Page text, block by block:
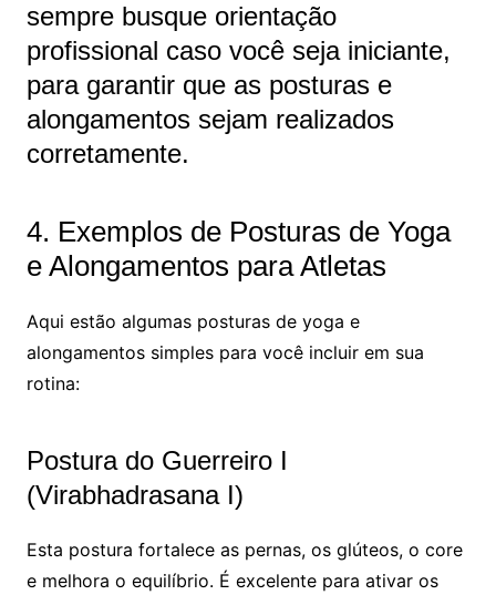
sempre busque orientação
profissional caso você seja iniciante,
para garantir que as posturas e
alongamentos sejam realizados
corretamente.
4. Exemplos de Posturas de Yoga
e Alongamentos para Atletas
Aqui estão algumas posturas de yoga e
alongamentos simples para você incluir em sua
rotina:
Postura do Guerreiro I
(Virabhadrasana I)
Esta postura fortalece as pernas, os glúteos, o core
e melhora o equilíbrio. É excelente para ativar os